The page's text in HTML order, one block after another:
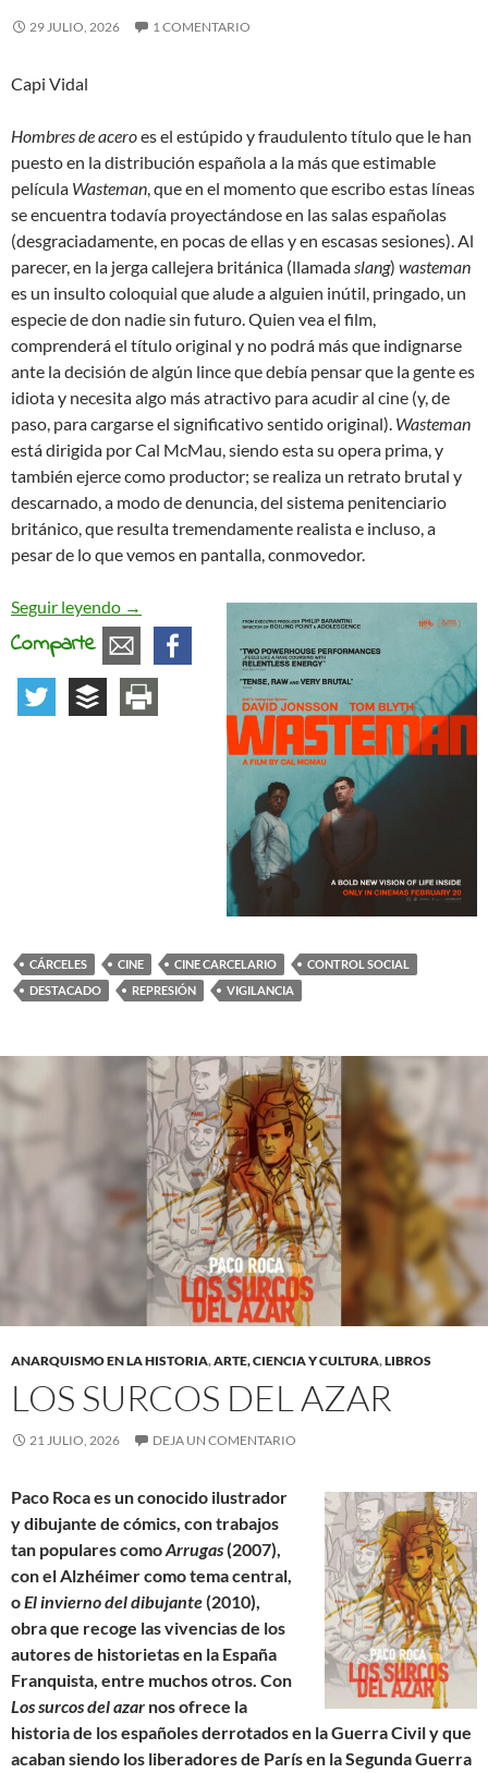
29 JULIO, 2026 1 COMENTARIO
Capi Vidal
Hombres de aceroes el estúpido y fraudulento título que le han
puesto en la distribución española a la más que estimable
película Wasteman, que en el momento que escribo estas líneas
se encuentra todavía proyectándose en las salas españolas
(desgraciadamente, en pocas de ellas y en escasas sesiones). Al
parecer, en la jerga callejera británica (llamadaslang) wasteman
es un insulto coloquial que alude a alguien inútil, pringado, un
especie de don nadie sin futuro. Quien vea el film,
comprenderá el título original y no podrá más que indignarse
ante la decisión de algún lince que debía pensar que la gente es
idiota y necesita algo más atractivo para acudir al cine (y, de
paso, para cargarse el significativo sentido original). Wasteman
está dirigida por Cal McMau, siendo esta su opera prima, y
también ejerce como productor; se realiza un retrato brutal y
descarnado, a modo de denuncia, del sistema penitenciario
británico, que resulta tremendamente realista e incluso, a
pesar de lo que vemos en pantalla, conmovedor.
Seguir leyendo La extensa tradición del cine carcelario
→
Comparte
CÁRCELES CINE CINE CARCELARIO
CONTROL SOCIAL
DESTACADO
REPRESIÓN VIGILANCIA
ANARQUISMO EN LA HISTORIA,ARTE, CIENCIA Y CULTURA,LIBROS
LOS SURCOS DEL AZAR
21 JULIO, 2026 DEJA UN COMENTARIO
Paco Roca es un conocido ilustrador
y dibujante de cómics, con trabajos
tan populares comoArrugas(2007),
con el Alzhéimer como tema central,
oEl invierno del dibujante(2010),
obra que recoge las vivencias de los
autores de historietas en la España
Franquista, entre muchos otros. Con
Los surcos del azar nos ofrece la
historia de los españoles derrotados en la Guerra Civil y que
acaban siendo los liberadores de París en la Segunda Guerra